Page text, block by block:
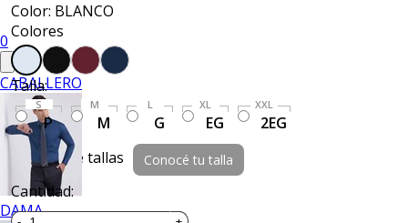
0
CABALLERO
DAMA
Color: BLANCO
Colores
Talla:
S
P
M
M
L
G
XL
EG
XXL
2EG
Guía de tallas
Conocé tu talla
Cantidad: